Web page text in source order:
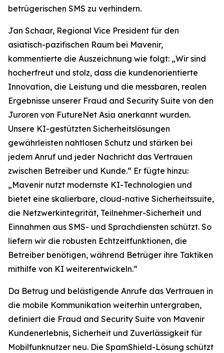
betrügerischen SMS zu verhindern.
Jan Schaar, Regional Vice President für den
asiatisch-pazifischen Raum bei Mavenir,
kommentierte die Auszeichnung wie folgt: „Wir sind
hocherfreut und stolz, dass die kundenorientierte
Innovation, die Leistung und die messbaren, realen
Ergebnisse unserer Fraud and Security Suite von den
Juroren von FutureNet Asia anerkannt wurden.
Unsere KI-gestützten Sicherheitslösungen
gewährleisten nahtlosen Schutz und stärken bei
jedem Anruf und jeder Nachricht das Vertrauen
zwischen Betreiber und Kunde.“ Er fügte hinzu:
„Mavenir nutzt modernste KI-Technologien und
bietet eine skalierbare, cloud-native Sicherheitssuite,
die Netzwerkintegrität, Teilnehmer-Sicherheit und
Einnahmen aus SMS- und Sprachdiensten schützt. So
liefern wir die robusten Echtzeitfunktionen, die
Betreiber benötigen, während Betrüger ihre Taktiken
mithilfe von KI weiterentwickeln.“
Da Betrug und belästigende Anrufe das Vertrauen in
die mobile Kommunikation weiterhin untergraben,
definiert die Fraud and Security Suite von Mavenir
Kundenerlebnis, Sicherheit und Zuverlässigkeit für
Mobilfunknutzer neu. Die SpamShield-Lösung schützt